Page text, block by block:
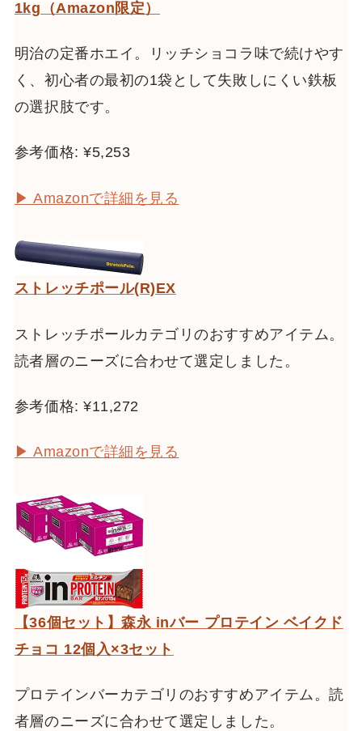
1kg（Amazon限定）
明治の定番ホエイ。リッチショコラ味で続けやす
く、初心者の最初の1袋として失敗しにくい鉄板
の選択肢です。
参考価格: ¥5,253
▶ Amazonで詳細を見る
ストレッチポール(R)EX
ストレッチポールカテゴリのおすすめアイテム。
読者層のニーズに合わせて選定しました。
参考価格: ¥11,272
▶ Amazonで詳細を見る
【36個セット】森永 inバー プロテイン ベイクド
チョコ 12個入×3セット
プロテインバーカテゴリのおすすめアイテム。読
者層のニーズに合わせて選定しました。